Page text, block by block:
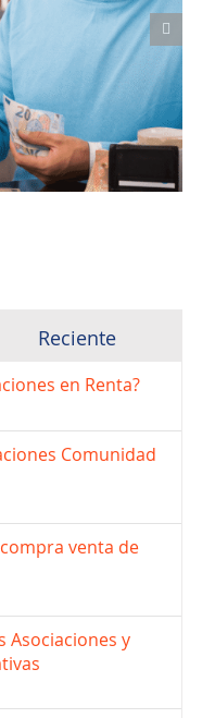
Reciente
en Renta?
Comunidad
compra venta de
Asociaciones y